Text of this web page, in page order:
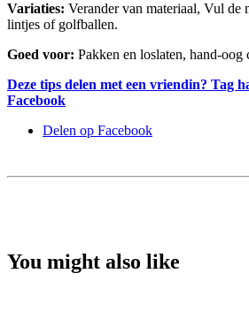
Variaties: Verander van materiaal, Vul de
lintjes of golfballen.
Goed voor: Pakken en loslaten, hand-oog
Deze tips delen met een vriendin? Tag
Facebook
Delen op Facebook
You might also like